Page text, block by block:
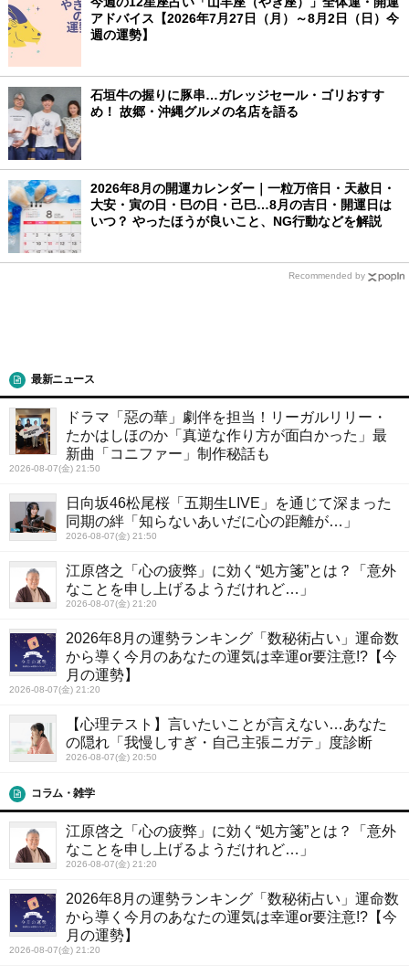
アドバイス【2026年7月27日（月）～8月2日（日）今
週の運勢】
石垣牛の握りに豚串…ガレッジセール・ゴリおすす
め！ 故郷・沖縄グルメの名店を語る
2026年8月の開運カレンダー｜一粒万倍日・天赦日・
大安・寅の日・巳の日・己巳…8月の吉日・開運日は
いつ？ やったほうが良いこと、NG行動などを解説
Recommended by
最新ニュース
ドラマ「惡の華」劇伴を担当！リーガルリリー・
たかはしほのか「真逆な作り方が面白かった」最
新曲「コニファー」制作秘話も
2026-08-07(金) 21:50
日向坂46松尾桜「五期生LIVE」を通じて深まった
同期の絆「知らないあいだに心の距離が…」
2026-08-07(金) 21:50
江原啓之「心の疲弊」に効く“処方箋”とは？「意外
なことを申し上げるようだけれど…」
2026-08-07(金) 21:20
2026年8月の運勢ランキング「数秘術占い」運命数
から導く今月のあなたの運気は幸運or要注意!?【今
月の運勢】
2026-08-07(金) 21:20
【心理テスト】言いたいことが言えない…あなた
の隠れ「我慢しすぎ・自己主張ニガテ」度診断
2026-08-07(金) 20:50
コラム・雑学
江原啓之「心の疲弊」に効く“処方箋”とは？「意外
なことを申し上げるようだけれど…」
2026-08-07(金) 21:20
2026年8月の運勢ランキング「数秘術占い」運命数
から導く今月のあなたの運気は幸運or要注意!?【今
月の運勢】
2026-08-07(金) 21:20